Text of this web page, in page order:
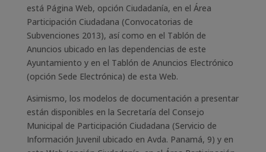
está Página Web, opción Ciudadanía, en el Área
Participación Ciudadana (Convocatorias de
Subvenciones 2013), así como en el Tablón de
Anuncios ubicado en las dependencias de este
Ayuntamiento y en el Tablón de Anuncios Electrónico
(opción Sede Electrónica) de esta Web.
Asimismo, los modelos de documentación a presentar
están disponibles en la Secretaría del Consejo
Municipal de Participación Ciudadana (Servicio de
Información Juvenil ubicado en Avda. Panamá, 9) y en